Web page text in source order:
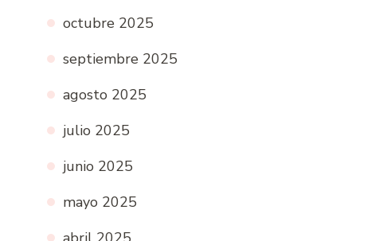
octubre 2025
septiembre 2025
agosto 2025
julio 2025
junio 2025
mayo 2025